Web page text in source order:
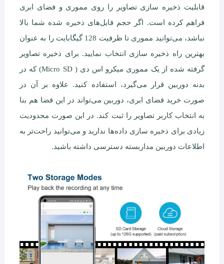
قابلیت ذخیره سازی تصاویر را روی مموری و فضای ابری
فراهم کرده است. اگر حجم فایل‌های ذخیره شده شما بالا
نباشد، می‌توانید مموری تا ظرفیت 128 گیگابایت را به عنوان
بهترین راه ذخیره سازی انتخاب نمایید. برای ذخیره تصاویر
گرفته شده از یک مموری میکرو اس دی ( Micro SD) که در
بدنه دوربین قرار می‌گیرد، استفاده کنید. علاوه بر آن در
صورت خرید فضای ابری، دوربین می‌تواند در این فضا هم بنا
به انتخاب کاربر تصاویر را ثبت کند. در این صورت محدودیت
زیادی برای ذخیره سازی داده‌ها ندارید و می‌توانید راحت‌تر به
اطلاعات دوربین مداربسته دسترسی داشته باشید.